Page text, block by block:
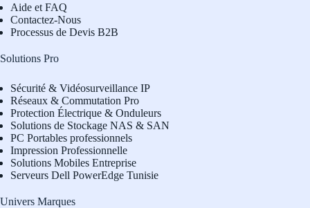
Aide et FAQ
Contactez-Nous
Processus de Devis B2B
Solutions Pro
Sécurité & Vidéosurveillance IP
Réseaux & Commutation Pro
Protection Électrique & Onduleurs
Solutions de Stockage NAS & SAN
PC Portables professionnels
Impression Professionnelle
Solutions Mobiles Entreprise
Serveurs Dell PowerEdge Tunisie
Univers Marques